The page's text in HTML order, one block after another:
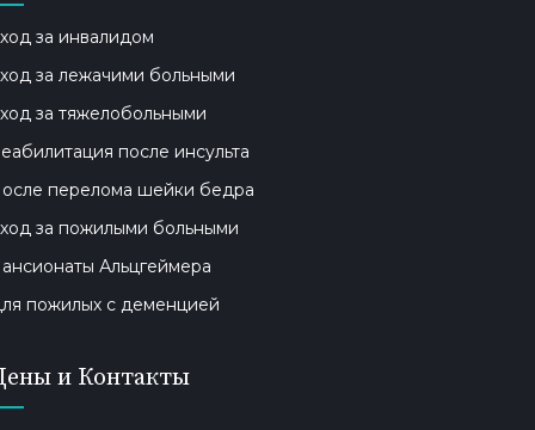
за инвалидом
за лежачими больными
за тяжелобольными
после инсульта
перелома шейки бедра
за пожилыми больными
Альцгеймера
пожилых с деменцией
и Контакты